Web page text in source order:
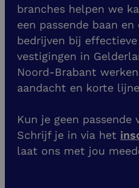
branches helpen we
een passende baan
bedrijven bij
vestigingen in
Noord-Brabant
aandacht en korte
Kun je geen passende
Schrijf je in via het
laat ons met jou